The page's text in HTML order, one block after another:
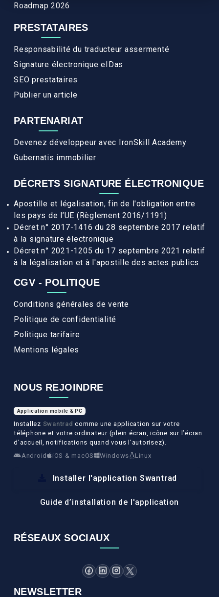
Roadmap 2026
PRESTATAIRES
Responsabilité du traducteur assermenté
Signature électronique eIDas
SEO prestataires
Publier un article
PARTENARIAT
Devenez développeur avec IronSkill Academy
Gubernatis immobilier
DÉCRETS SIGNATURE ÉLECTRONIQUE
Apostille et légalisation, fin de l'obligation entre
les pays de l’UE (Règlement 2016/1191)
Décret n° 2017-1416 du 28 septembre 2017 relatif
à la signature électronique
Décret n° 2021-1205 du 17 septembre 2021 relatif
à la légalisation et à l'apostille des actes publics
CGV - POLITIQUE
Conditions générales de vente
Politique de confidentialité
Politique tarifaire
Mentions légales
NOUS REJOINDRE
Application mobile & PC
Installez Swantrad comme une application sur votre
téléphone et votre ordinateur (plein écran, icône sur l’écran
d’accueil, notifications quand vous l’autorisez).
Android
iOS & macOS Windows Linux
Installer l'application Swantrad
Guide d’installation de l'application
RÉSEAUX SOCIAUX
NEWSLETTER